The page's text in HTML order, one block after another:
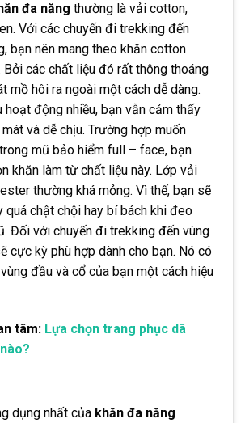
đa năng thường là vải cotton,
Với các chuyến đi trekking đến
bạn nên mang theo khăn cotton
Bởi các chất liệu đó rất thông thoáng
mồ hôi ra ngoài một cách dễ dàng.
hoạt động nhiều, bạn vẫn cảm thấy
và dễ chịu. Trường hợp muốn
mũ bảo hiểm full – face, bạn
khăn làm từ chất liệu này. Lớp vải
thường khá mỏng. Vì thế, bạn sẽ
quá chật chội hay bí bách khi đeo
Đối với chuyến đi trekking đến vùng
cực kỳ phù hợp dành cho bạn. Nó có
đầu và cổ của bạn một cách hiệu
tâm: Lựa chọn trang phục dã
dụng nhất của khăn đa năng